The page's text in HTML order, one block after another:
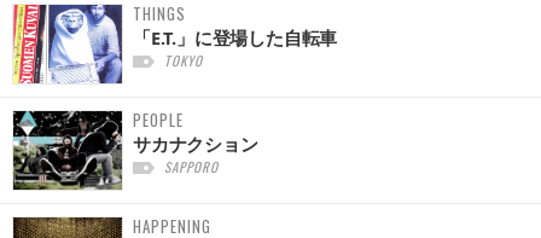
THINGS
「E.T.」に登場した自転車
TOKYO
PEOPLE
サカナクション
SAPPORO
HAPPENING